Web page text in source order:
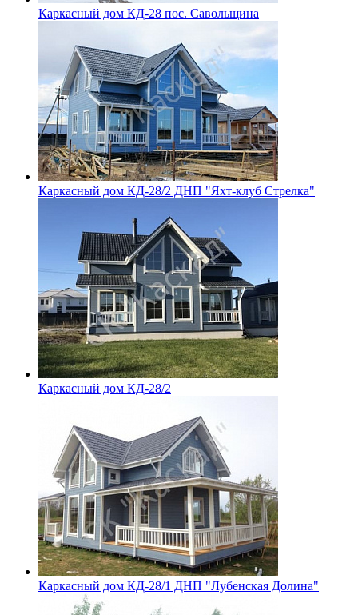
Каркасный дом КД-28 пос. Савольщина
Каркасный дом КД-28/2 ДНП "Яхт-клуб Стрелка"
Каркасный дом КД-28/2
Каркасный дом КД-28/1 ДНП "Лубенская Долина"